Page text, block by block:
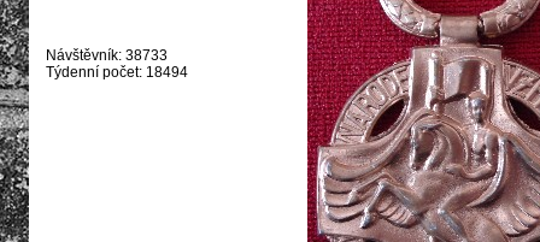
Návštěvník: 38733
Týdenní počet: 18494